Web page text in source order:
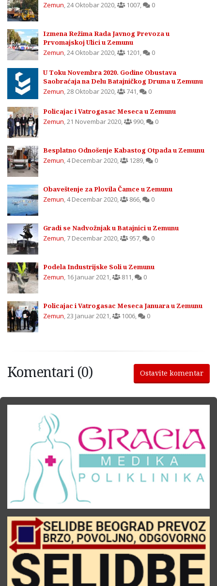
Zemun,24 Oktobar 2020, 1007, 0
Izmena Režima Rada Javnog Prevoza u
Prvomajskoj Ulici u Zemunu
Zemun,24 Oktobar 2020, 1201, 0
U Toku Novembra 2020. Godine Obustava
Saobraćaja na Delu Batajničkog Druma u Zemunu
Zemun,28 Oktobar 2020, 741, 0
Policajac i Vatrogasac Meseca u Zemunu
Zemun,21 Novembar 2020, 990, 0
Besplatno Odnošenje Kabastog Otpada u Zemunu
Zemun,4 Decembar 2020, 1289, 0
Obaveštenje za Plovila Čamce u Zemunu
Zemun,4 Decembar 2020, 866, 0
Gradi se Nadvožnjak u Batajnici u Zemunu
Zemun, 7 Decembar 2020, 957, 0
Podela Industrijske Soli u Zemunu
Zemun, 16 Januar 2021, 811, 0
Policajac i Vatrogasac Meseca Januara u Zemunu
Zemun,23 Januar 2021, 1006, 0
Komentari (0) Ostavite komentar